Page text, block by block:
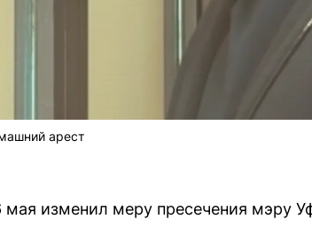
арест
изменил меру пресечения мэру